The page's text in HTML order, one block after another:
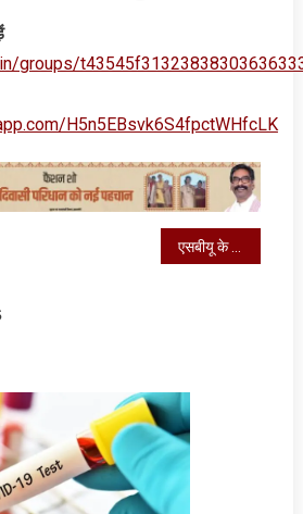
groups/
H5n5EBsvk6S4fpctWHfcLK